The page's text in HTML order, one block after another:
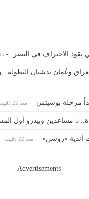
يقود الاحتراف في النصر - منذ
مرحلة بوسيتش - منذ 22 دقيقة
- منذ 22 دقيقة
Advertisements